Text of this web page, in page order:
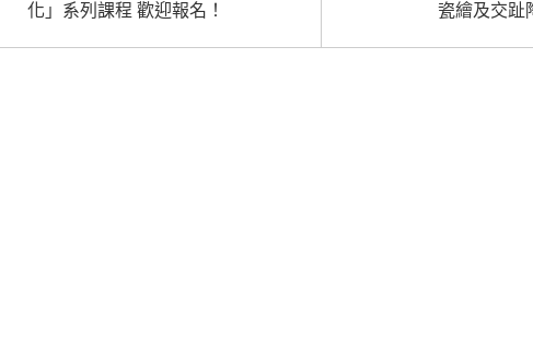
化」系列課程 歡迎報名！
瓷繪及交趾